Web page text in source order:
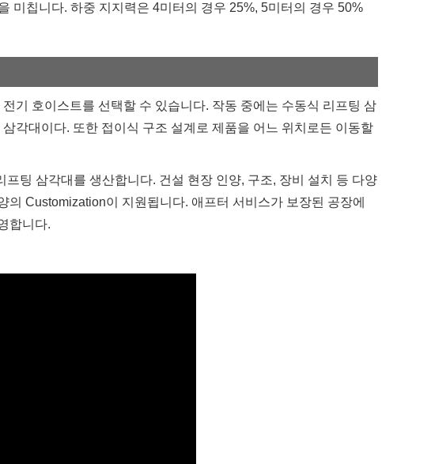
미칩니다. 하중 지지력은 4미터의 경우 25%, 5미터의 경우 50%
기 호이스트를 선택할 수 있습니다. 작동 중에는 수동식 리프팅 삼
각대이다. 또한 접이식 구조 설계로 제품을 어느 위치로든 이동할
팅 삼각대를 생산합니다. 건설 현장 인양, 구조, 장비 설치 등 다양
Customization이 지원됩니다. 애프터 서비스가 보장된 공장에
합니다.